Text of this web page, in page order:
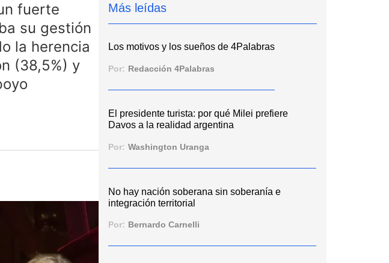
fuerte
su gestión
la herencia
(38,5%) y
Más leídas
Los motivos y los sueños de 4Palabras
Por: Redacción 4Palabras
El presidente turista: por qué Milei prefiere
Davos a la realidad argentina
Por: Washington Uranga
No hay nación soberana sin soberanía e
integración territorial
Por: Bernardo Carnelli